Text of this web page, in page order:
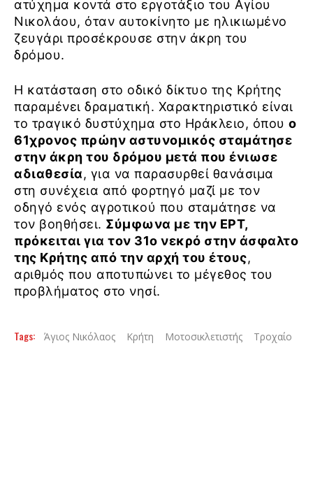
ατύχημα κοντά στο εργοτάξιο του Αγίου
Νικολάου, όταν αυτοκίνητο με ηλικιωμένο
ζευγάρι προσέκρουσε στην άκρη του
δρόμου.
Η κατάσταση στο οδικό δίκτυο της Κρήτης
παραμένει δραματική. Χαρακτηριστικό είναι
το τραγικό δυστύχημα στο Ηράκλειο, όπου ο
61χρονος πρώην αστυνομικός σταμάτησε
στην άκρη του δρόμου μετά που ένιωσε
αδιαθεσία, για να παρασυρθεί θανάσιμα
στη συνέχεια από φορτηγό μαζί με τον
οδηγό ενός αγροτικού που σταμάτησε να
τον βοηθήσει. Σύμφωνα με την ΕΡΤ,
πρόκειται για τον 31ο νεκρό στην άσφαλτο
της Κρήτης από την αρχή του έτους,
αριθμός που αποτυπώνει το μέγεθος του
προβλήματος στο νησί.
Tags: Άγιος Νικόλαος Κρήτη Μοτοσικλετιστής Τροχαίο